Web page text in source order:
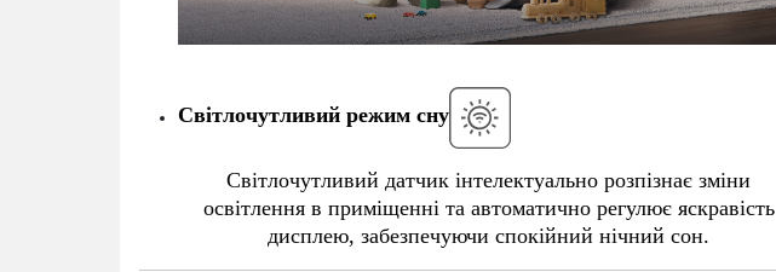
Світлочутливий режим сну
Світлочутливий датчик інтелектуально розпізнає зміни
освітлення в приміщенні та автоматично регулює яскравість
дисплею, забезпечуючи спокійний нічний сон.